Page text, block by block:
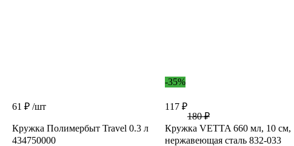
61 ₽ /шт
Кружка Полимербыт Travel 0.3 л
434750000
-35%
117 ₽
180 ₽
Кружка VETTA 660 мл, 10 см,
нержавеющая сталь 832-033